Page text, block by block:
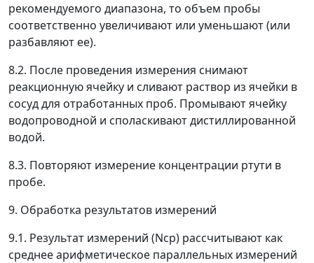
рекомендуемого диапазона, то объем пробы
соответственно увеличивают или уменьшают (или
разбавляют ее).
8.2. После проведения измерения снимают
реакционную ячейку и сливают раствор из ячейки в
сосуд для отработанных проб. Промывают ячейку
водопроводной и споласкивают дистиллированной
водой.
8.3. Повторяют измерение концентрации ртути в
пробе.
9. Обработка результатов измерений
9.1. Результат измерений (Nср) рассчитывают как
среднее арифметическое параллельных измерений